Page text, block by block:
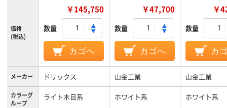
価格
(税込)
￥145,750
数量
カゴへ
￥47,700
数量
カゴへ
￥
数量
カ
メーカー ドリックス 山金工業 山金工業
カラーグ
ループ
ライト木目系 ホワイト系 ホワイト系